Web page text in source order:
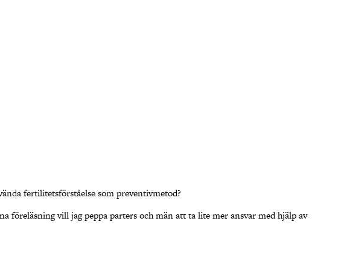
fertilitetsförståelse som preventivmetod?
vill jag peppa parters och män att ta lite mer ansvar med hjälp av